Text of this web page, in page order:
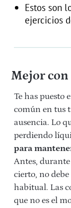
Estos son
ejercicios
Mejor con
Te has puesto
común en tus
ausencia. Lo
perdiendo
para
Antes, durante
cierto, no
habitual. Las
que no es el